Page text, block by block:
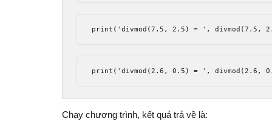
print ( 'divmod(7.5, 2.5) = ' , divmod (7.5 ,
print ( 'divmod(2.6, 0.5) = ' , divmod (2.6 ,
Chạy chương trình, kết quả trả về là: